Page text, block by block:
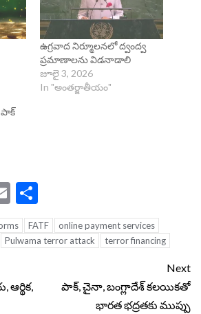
ఉగ్రవాద నిర్మూలనలో ద్వంద్వ
ప్రమాణాలను విడనాడాలి
జూలై 3, 2026
In "అంతర్జాతీయం"
పాక్
Email
FATF
online payment services
Pulwama terror attack terror financing
Next
పాక్, చైనా, బంగ్లాదేశ్ కలయికతో
భారత భద్రతకు ముప్పు